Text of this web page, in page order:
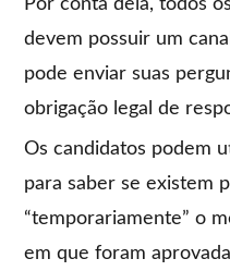
Por conta dela, todos
devem possuir um
pode enviar suas
obrigação legal de
Os candidatos podem
para saber se existem
“temporariamente” o
em que foram